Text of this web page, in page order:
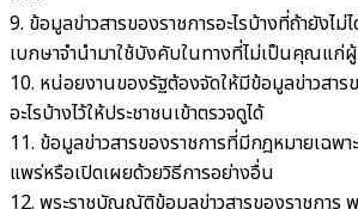
9. ข้อมูลข่าวสารของราชการอะไรบ้างที่ถ้ายังไ
เบกษาจำนำมาใช้บังคับในทางที่ไม่เป็นคุณแก่ผู้
10. หน่อยงานของรัฐต้องจัดให้มีข้อมูลข่าวสาร
อะไรบ้างไว้ให้ประชาชนเข้าตรวจดูได้
11. ข้อมูลข่าวสารของราชการที่มีกฎหมายเฉพ
แพร่หรือเปิดเผยด้วยวิธีการอย่างอื่น
12. พระราชบัญญัติข้อมูลข่าวสารของราชการ